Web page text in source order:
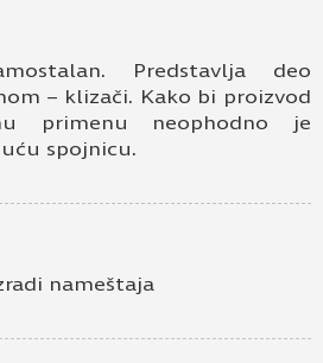
Predstavlja deo
– klizači. Kako bi proizvod
primenu neophodno je
spojnicu.
nameštaja